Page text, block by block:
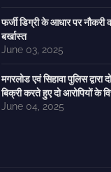
फर्जी डिग्री के आधार पर
बर्खास्त
June 03, 2025
मगरलोड एवं सिहावा पुलिस
बिक्री करते हुए दो आरोपियों के
June 04, 2025